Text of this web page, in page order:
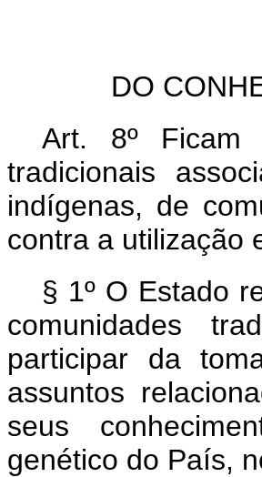
DO
Art. 8º Ficam
tradicionais
indígenas, de
contra a utilização
§ 1º O Estado
comunidades
participar da
assuntos
seus
genético do País,